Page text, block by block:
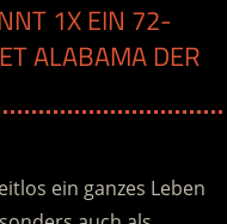
1X EIN 72-
ALABAMA DER
ein ganzes Leben